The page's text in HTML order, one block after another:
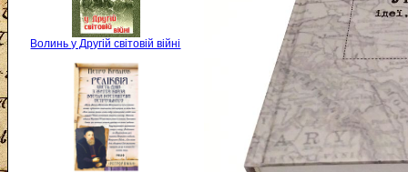
Волинь у Другій світовій війні